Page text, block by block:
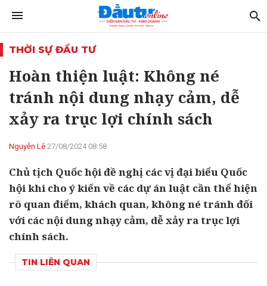
THỜI SỰ ĐẦU TƯ
Hoàn thiện luật: Không né
tránh nội dung nhạy cảm, dễ
xảy ra trục lợi chính sách
Nguyễn Lê 27/08/2024 08:58
Chủ tịch Quốc hội đề nghị các vị đại biểu Quốc
hội khi cho ý kiến về các dự án luật cần thể hiện
rõ quan điểm, khách quan, không né tránh đối
với các nội dung nhạy cảm, dễ xảy ra trục lợi
chính sách.
TIN LIÊN QUAN